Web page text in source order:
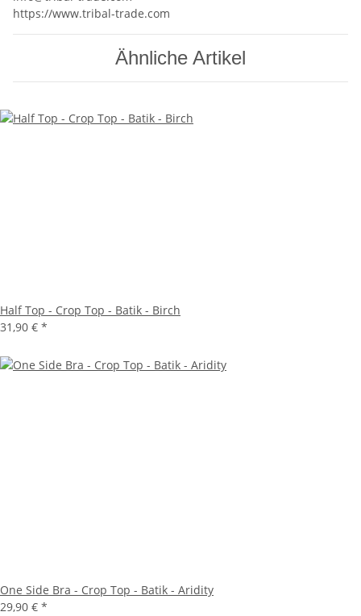
https://www.tribal-trade.com
Ähnliche Artikel
Half Top - Crop Top - Batik - Birch
31,90 € *
One Side Bra - Crop Top - Batik - Aridity
29,90 € *